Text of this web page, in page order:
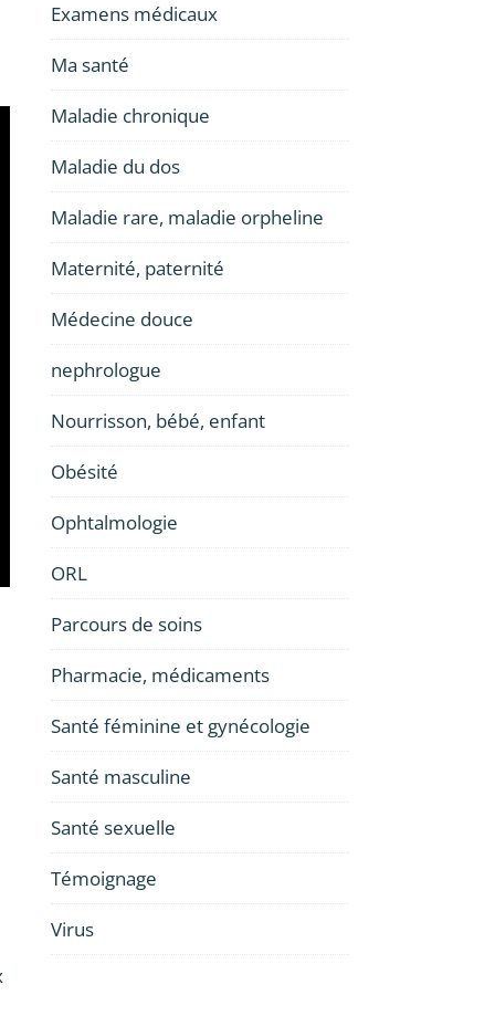
Examens médicaux
Ma santé
Maladie chronique
Maladie du dos
Maladie rare, maladie orpheline
Maternité, paternité
Médecine douce
nephrologue
Nourrisson, bébé, enfant
Obésité
Ophtalmologie
ORL
Parcours de soins
Pharmacie, médicaments
Santé féminine et gynécologie
Santé masculine
Santé sexuelle
Témoignage
Virus